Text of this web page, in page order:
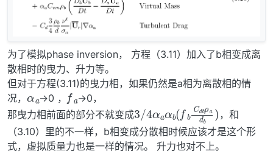
为了模拟phase inversion， 方程（3.11）加入了b相变成离
散相时的曳力、升力等。
但对于方程(3.11)的曳力相，如果仍然是a相为离散相的情
况，
α
a
→0 ，
f
a
→0，
那曳力相前面的部分不就变成3 /4αa αb (fbC d
b ρa db)
，和
（3.10）里的不一样，b相变成分散相时候应该才是这个形
式，虚拟质量力也是一样的情况。 升力也对不上。